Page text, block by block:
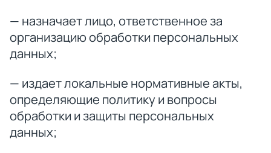
— назначает лицо, ответственное за
организацию обработки персональных
данных;
— издает локальные нормативные акты,
определяющие политику и вопросы
обработки и защиты персональных
данных;